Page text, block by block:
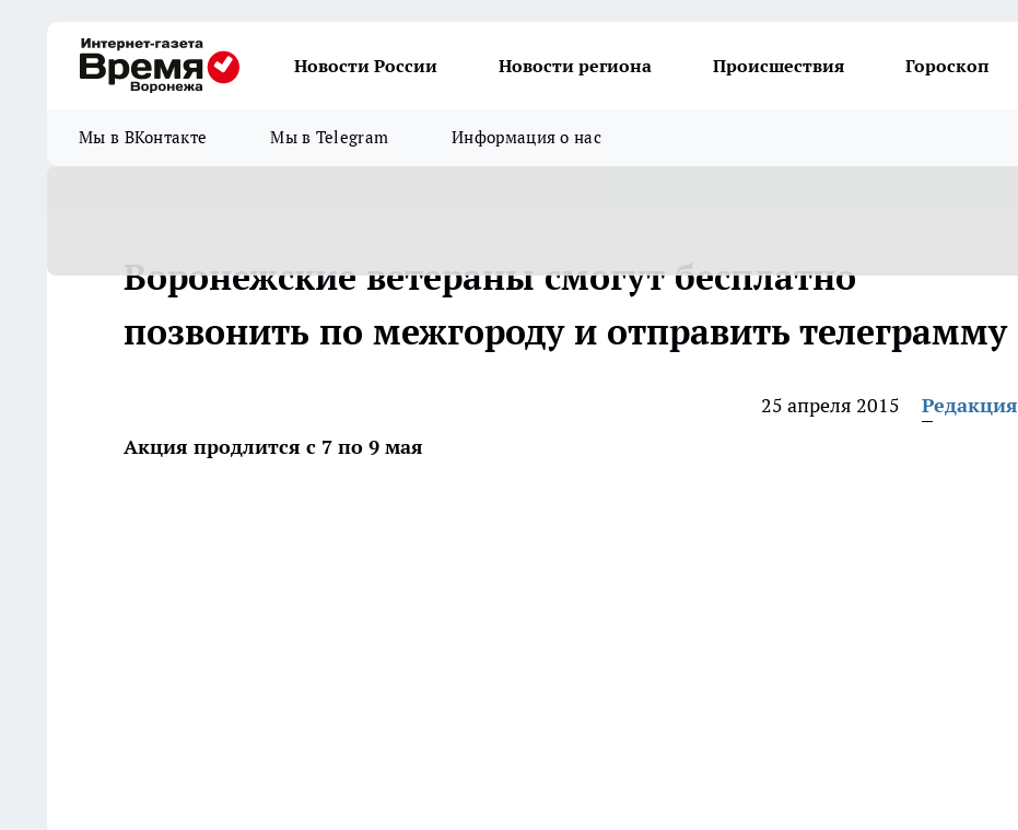
Новости России Новости региона Происшествия Гороскоп
Мы в ВКонтакте Мы в Telegram Информация о нас
Воронежские ветераны смогут бесплатно
позвонить по межгороду и отправить телеграмму
25 апреля 2015
Редакция
Акция продлится с 7 по 9 мая